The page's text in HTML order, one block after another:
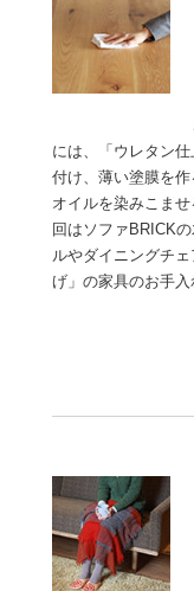
には、「ウレタン
付け、薄い塗膜を
オイルを染みこま
回はソファBRICK
ルやダイニングチ
げ」の家具のお手